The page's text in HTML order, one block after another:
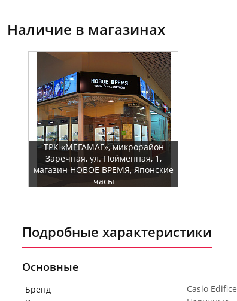
Наличие в магазинах
ТРК «МЕГАМАГ», микрорайон
Заречная, ул. Пойменная, 1,
магазин НОВОЕ ВРЕМЯ, Японские
часы
Подробные характеристики
Основные
Бренд
Casio Edifice